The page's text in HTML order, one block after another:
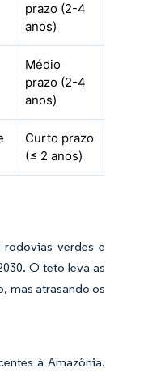
prazo (2-4
anos)
Médio
prazo (2-4
anos)
Curto prazo
(≤ 2 anos)
verdes e
O teto leva as
mas atrasando os
à Amazônia.